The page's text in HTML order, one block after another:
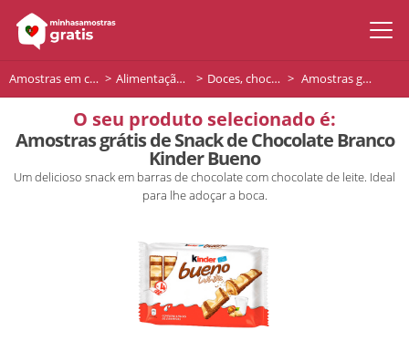
Amostras em casa Alimentação e bebidas Doces, chocolates e sobremesas Amostras grátis de Snack de Chocolate Branco Kinder Bueno
O seu produto selecionado é:
Amostras grátis de Snack de Chocolate Branco
Kinder Bueno
Um delicioso snack em barras de chocolate com chocolate de leite. Ideal
para lhe adoçar a boca.